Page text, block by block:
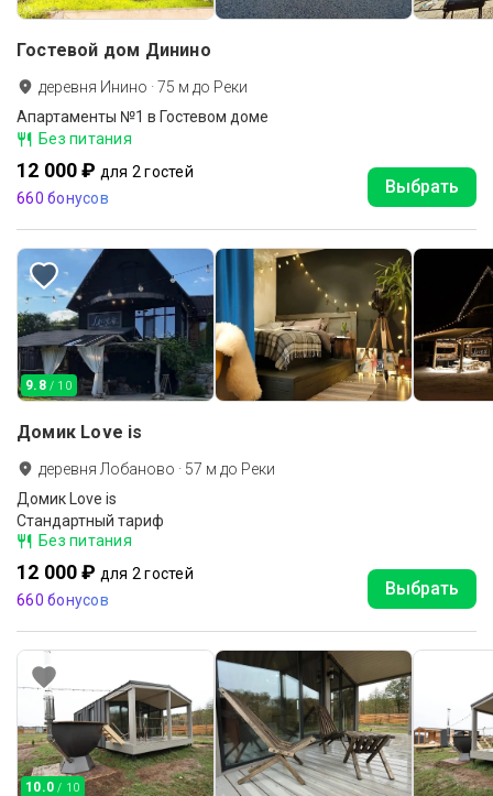
Гостевой дом Динино
деревня Инино ·75 м до Реки
Апартаменты №1 в Гостевом доме
Без питания
12 000 ₽ для 2 гостей
660 бонусов
Выбрать
9.8 / 10
Домик Love is
деревня Лобаново · 57 м до Реки
Домик Love is
Стандартный тариф
Без питания
12 000 ₽ для 2 гостей
660 бонусов
Выбрать
10.0 / 10